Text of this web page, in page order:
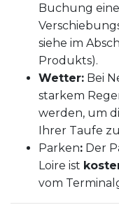
Buchung
siehe im
Produkts).
Wetter: Bei
starkem
werden, um
Ihrer Taufe
Parken: Der
Loire ist
vom